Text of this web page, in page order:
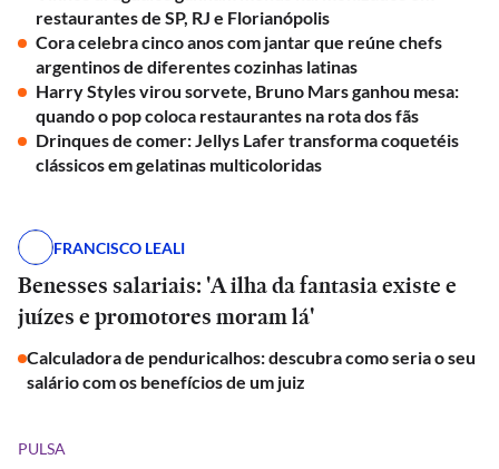
restaurantes de SP, RJ e Florianópolis
Cora celebra cinco anos com jantar que reúne chefs
argentinos de diferentes cozinhas latinas
Harry Styles virou sorvete, Bruno Mars ganhou mesa:
quando o pop coloca restaurantes na rota dos fãs
Drinques de comer: Jellys Lafer transforma coquetéis
clássicos em gelatinas multicoloridas
FRANCISCO LEALI
Benesses salariais: 'A ilha da fantasia existe e
juízes e promotores moram lá'
Calculadora de penduricalhos: descubra como seria o seu
salário com os benefícios de um juiz
PULSA